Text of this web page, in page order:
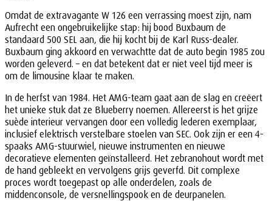
Omdat de extravagante W 126 een verrassing moest zijn, nam
Aufrecht een ongebruikelijke stap: hij bood Buxbaum de
standaard 500 SEL aan, die hij kocht bij de Karl Russ-dealer.
Buxbaum ging akkoord en verwachtte dat de auto begin 1985 zou
worden geleverd. – en dat betekent dat er niet veel tijd meer is
om de limousine klaar te maken.
In de herfst van 1984. Het AMG-team gaat aan de slag en creëert
het unieke stuk dat ze Blueberry noemen. Allereerst is het grijze
suède interieur vervangen door een volledig lederen exemplaar,
inclusief elektrisch verstelbare stoelen van SEC. Ook zijn er een 4-
spaaks AMG-stuurwiel, nieuwe instrumenten en nieuwe
decoratieve elementen geïnstalleerd. Het zebranohout wordt met
de hand gebleekt en vervolgens grijs geverfd. Dit complexe
proces wordt toegepast op alle onderdelen, zoals de
middenconsole, de versnellingspook en de deurpanelen.